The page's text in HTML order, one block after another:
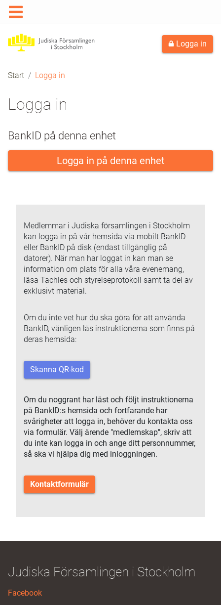
Logga in
Start Logga in
Logga in
BankID på denna enhet
Logga in på denna enhet
Medlemmar i Judiska församlingen i Stockholm
kan logga in på vår hemsida via mobilt BankID
eller BankID på disk (endast tillgänglig på
datorer). När man har loggat in kan man se
information om plats för alla våra evenemang,
läsa Tachles och styrelseprotokoll samt ta del av
exklusivt material.
Om du inte vet hur du ska göra för att använda
BankID, vänligen läs instruktionerna som finns på
deras hemsida:
Skanna QR-kod
Om du noggrant har läst och följt instruktionerna
på BankID:s hemsida och fortfarande har
svårigheter att logga in, behöver du kontakta oss
via formulär. Välj ärende "medlemskap", skriv att
du inte kan logga in och ange ditt personnummer,
så ska vi hjälpa dig med inloggningen.
Kontaktformulär
Judiska Församlingen i Stockholm
Facebook